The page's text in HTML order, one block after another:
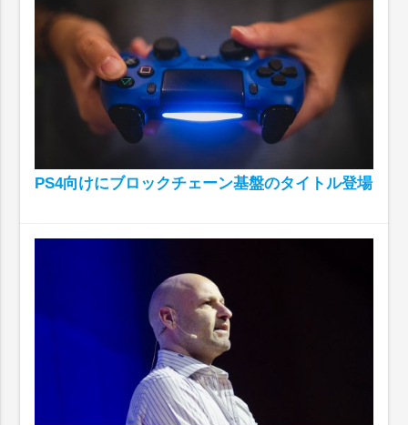
PS4向けにブロックチェーン基盤のタイトル登場